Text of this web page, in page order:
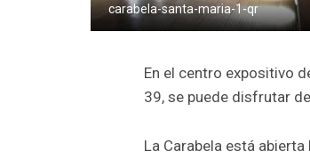
carabela-santa-maria-1-qr
En el centro expositivo
39, se puede disfrutar
La Carabela está